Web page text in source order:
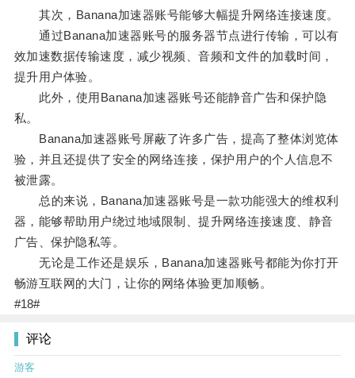
其次，Banana加速器账号能够大幅提升网络连接速度。
通过Banana加速器账号的服务器节点进行传输，可以有
效加速数据传输速度，减少视频、音频和文件的加载时间，
提升用户体验。
此外，使用Banana加速器账号还能静音广告和保护隐
私。
Banana加速器账号屏蔽了许多广告，提高了整体浏览体
验，并且还提供了安全的网络连接，保护用户的个人信息不
被泄露。
总的来说，Banana加速器账号是一款功能强大的维权利
器，能够帮助用户绕过地域限制、提升网络连接速度、静音
广告、保护隐私等。
无论是工作还是娱乐，Banana加速器账号都能为你打开
畅游互联网的大门，让你的网络体验更加顺畅。
#18#
评论
游客